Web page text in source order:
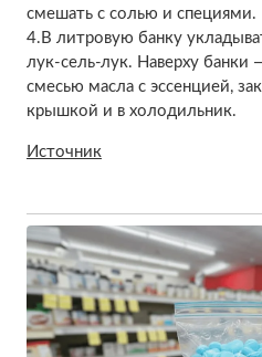
смешать с солью и специями.
4.В литровую банку
лук-сель-лук. Наверху банки
смесью масла с эссенцией,
крышкой и в холодильник.
Источник